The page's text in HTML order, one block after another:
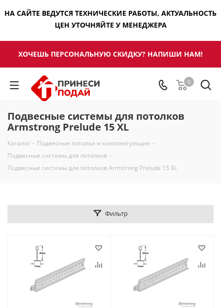
НА САЙТЕ ВЕДУТСЯ ТЕХНИЧЕСКИЕ РАБОТЫ, АКТУАЛЬНОСТЬ
ЦЕН УТОЧНЯЙТЕ У МЕНЕДЖЕРА
ХОЧЕШЬ ПЕРСОНАЛЬНУЮ СКИДКУ? НАПИШИ НАМ!
0
Подвесные системы для потолков
Armstrong Prelude 15 XL
Каталог - Подвесные потолки и комплектующие -
Подвесные системы для потолков -
Подвесные системы для потолков Armstrong Prelude 15 XL
Фильтр